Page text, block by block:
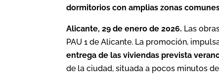
dormitorios con amplias zonas
Alicante, 29 de enero de 2026. Las
PAU 1 de Alicante. La promoción,
entrega de las viviendas prevista
de la ciudad, situada a pocos minutos